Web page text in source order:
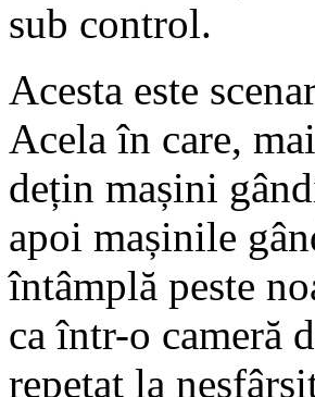
sub control.
Acesta este
Acela în care,
dețin mașini
apoi mașinile
întâmplă peste
ca într-o cameră
repetat la